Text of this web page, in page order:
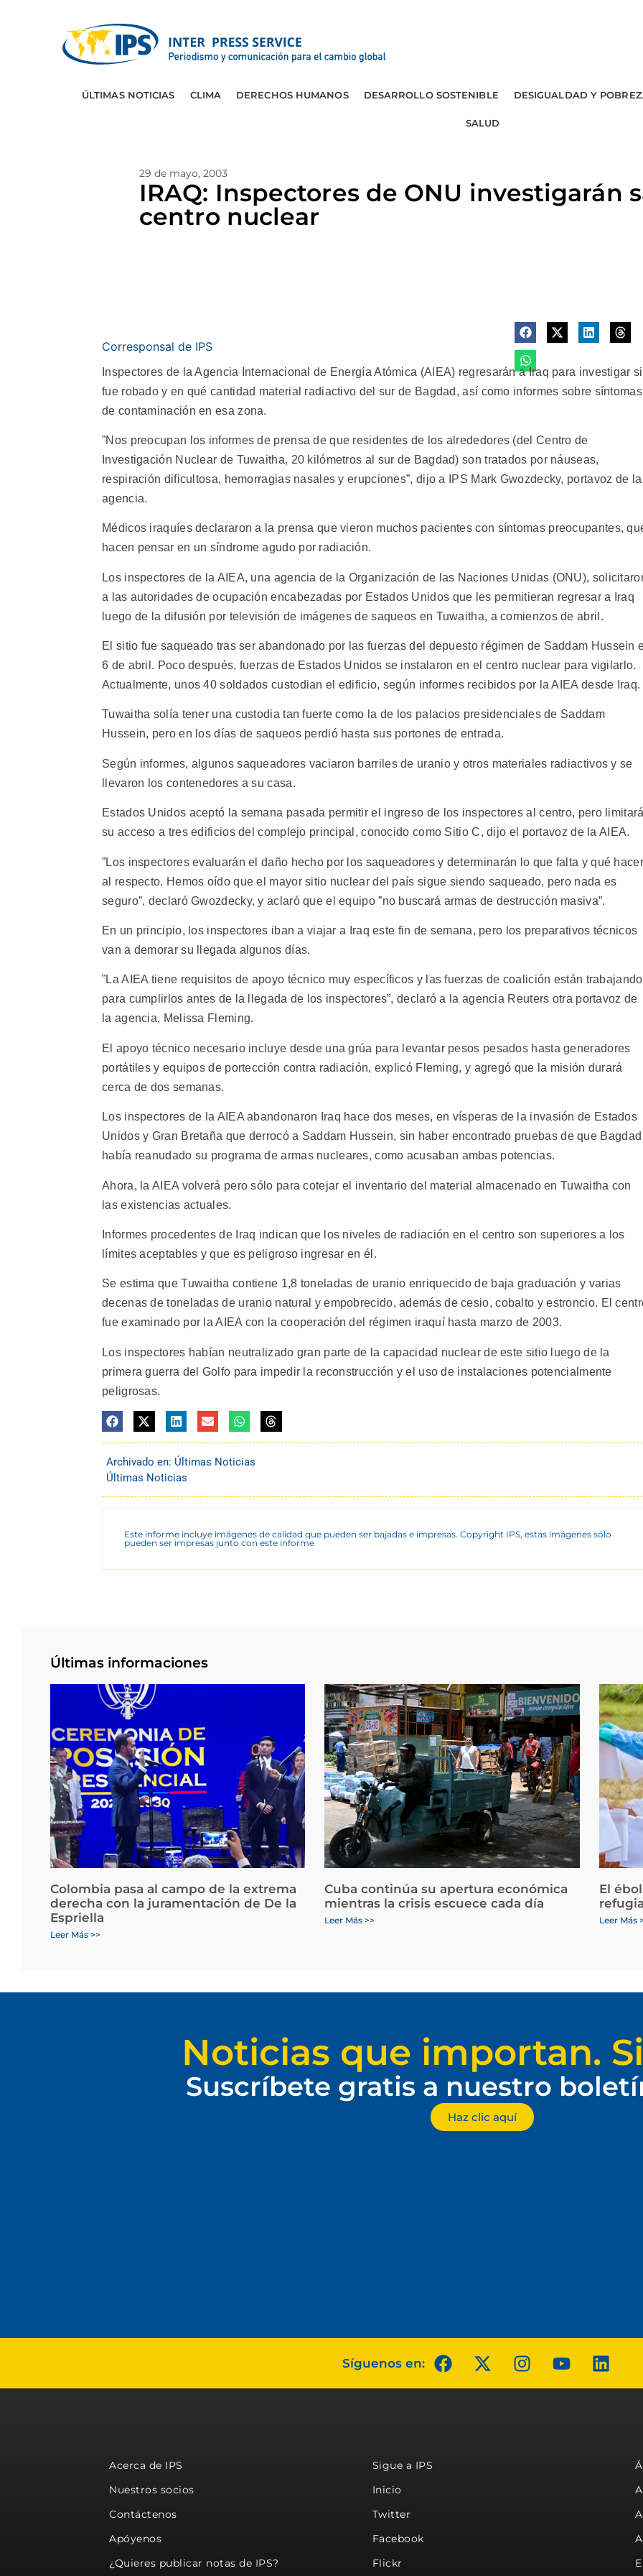
ÚLTIMAS NOTICIAS CLIMA DERECHOS HUMANOS DESARROLLO SOSTENIBLE DESIGUALDAD Y
SALUD
29 de mayo, 2003
IRAQ: Inspectores de ONU investigarán
centro nuclear
Corresponsal de IPS
Inspectores de la Agencia Internacional de Energía Atómica (AIEA) regresarán a Iraq para investigar si
fue robado y en qué cantidad material radiactivo del sur de Bagdad, así como informes sobre síntomas
de contaminación en esa zona.
”Nos preocupan los informes de prensa de que residentes de los alrededores (del Centro de
Investigación Nuclear de Tuwaitha, 20 kilómetros al sur de Bagdad) son tratados por náuseas,
respiración dificultosa, hemorragias nasales y erupciones”, dijo a IPS Mark Gwozdecky, portavoz de la
agencia.
Médicos iraquíes declararon a la prensa que vieron muchos pacientes con síntomas preocupantes,
hacen pensar en un síndrome agudo por radiación.
Los inspectores de la AIEA, una agencia de la Organización de las Naciones Unidas (ONU),
a las autoridades de ocupación encabezadas por Estados Unidos que les permitieran regresar a Iraq
luego de la difusión por televisión de imágenes de saqueos en Tuwaitha, a comienzos de abril.
El sitio fue saqueado tras ser abandonado por las fuerzas del depuesto régimen de Saddam Hussein
6 de abril. Poco después, fuerzas de Estados Unidos se instalaron en el centro nuclear para vigilarlo.
Actualmente, unos 40 soldados custodian el edificio, según informes recibidos por la AIEA desde Iraq.
Tuwaitha solía tener una custodia tan fuerte como la de los palacios presidenciales de Saddam
Hussein, pero en los días de saqueos perdió hasta sus portones de entrada.
Según informes, algunos saqueadores vaciaron barriles de uranio y otros materiales radiactivos y se
llevaron los contenedores a su casa.
Estados Unidos aceptó la semana pasada permitir el ingreso de los inspectores al centro, pero
su acceso a tres edificios del complejo principal, conocido como Sitio C, dijo el portavoz de la AIEA.
”Los inspectores evaluarán el daño hecho por los saqueadores y determinarán lo que falta y qué hacer
al respecto. Hemos oído que el mayor sitio nuclear del país sigue siendo saqueado, pero nada es
seguro”, declaró Gwozdecky, y aclaró que el equipo ”no buscará armas de destrucción masiva”.
En un principio, los inspectores iban a viajar a Iraq este fin de semana, pero los preparativos técnicos
van a demorar su llegada algunos días.
”La AIEA tiene requisitos de apoyo técnico muy específicos y las fuerzas de coalición están trabajando
para cumplirlos antes de la llegada de los inspectores”, declaró a la agencia Reuters otra portavoz de
la agencia, Melissa Fleming.
El apoyo técnico necesario incluye desde una grúa para levantar pesos pesados hasta generadores
portátiles y equipos de portección contra radiación, explicó Fleming, y agregó que la misión durará
cerca de dos semanas.
Los inspectores de la AIEA abandonaron Iraq hace dos meses, en vísperas de la invasión de Estados
Unidos y Gran Bretaña que derrocó a Saddam Hussein, sin haber encontrado pruebas de que Bagdad
había reanudado su programa de armas nucleares, como acusaban ambas potencias.
Ahora, la AIEA volverá pero sólo para cotejar el inventario del material almacenado en Tuwaitha con
las existencias actuales.
Informes procedentes de Iraq indican que los niveles de radiación en el centro son superiores a los
límites aceptables y que es peligroso ingresar en él.
Se estima que Tuwaitha contiene 1,8 toneladas de uranio enriquecido de baja graduación y varias
decenas de toneladas de uranio natural y empobrecido, además de cesio, cobalto y estroncio. El
fue examinado por la AIEA con la cooperación del régimen iraquí hasta marzo de 2003.
Los inspectores habían neutralizado gran parte de la capacidad nuclear de este sitio luego de la
primera guerra del Golfo para impedir la reconstrucción y el uso de instalaciones potencialmente
peligrosas.
Archivado en: Últimas Noticias
Últimas Noticias
Este informe incluye imágenes de calidad que pueden ser bajadas e impresas. Copyright IPS, estas imágenes sólo
pueden ser impresas junto con este informe
Últimas informaciones
Colombia pasa al campo de la extrema
derecha con la juramentación de De la
Espriella
Leer Más >>
Cuba continúa su apertura económica
mientras la crisis escuece cada día
Leer Más >>
El
Leer Más
Noticias que importan.
Suscríbete gratis a nuestro
Haz clic aquí
Síguenos en:
Acerca de IPS
Nuestros socios
Contáctenos
Apóyenos
¿Quieres publicar notas de IPS?
Sigue a IPS
Inicio
Twitter
Facebook
Flickr